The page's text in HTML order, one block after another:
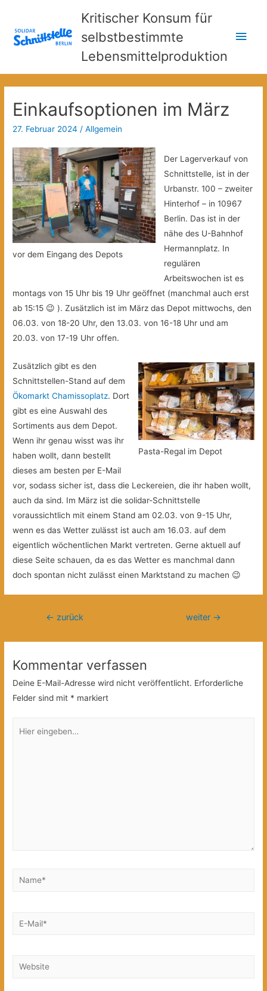
Kritischer Konsum für
selbstbestimmte
Lebensmittelproduktion
Einkaufsoptionen im März
27. Februar 2024 /Allgemein
vor dem Eingang des Depots
Der Lagerverkauf von
Schnittstelle, ist in der
Urbanstr. 100 – zweiter
Hinterhof – in 10967
Berlin. Das ist in der
nähe des U-Bahnhof
Hermannplatz. In
regulären
Arbeitswochen ist es
montags von 15 Uhr bis 19 Uhr geöffnet (manchmal auch erst
ab 15:15 😉 ). Zusätzlich ist im März das Depot mittwochs, den
06.03. von 18-20 Uhr, den 13.03. von 16-18 Uhr und am
20.03. von 17-19 Uhr offen.
Pasta-Regal im Depot
Zusätzlich gibt es den
Schnittstellen-Stand auf dem
Ökomarkt Chamissoplatz. Dort
gibt es eine Auswahl des
Sortiments aus dem Depot.
Wenn ihr genau wisst was ihr
haben wollt, dann bestellt
dieses am besten per E-Mail
vor, sodass sicher ist, dass die Leckereien, die ihr haben wollt,
auch da sind. Im März ist die solidar-Schnittstelle
voraussichtlich mit einem Stand am 02.03. von 9-15 Uhr,
wenn es das Wetter zulässt ist auch am 16.03. auf dem
eigentlich wöchentlichen Markt vertreten. Gerne aktuell auf
diese Seite schauen, da es das Wetter es manchmal dann
doch spontan nicht zulässt einen Marktstand zu machen 😉
Beitragsnavigation
← zurück weiter →
Kommentar verfassen
Deine E-Mail-Adresse wird nicht veröffentlicht. Erforderliche
Felder sind mit * markiert
eingeben…
Name*
E-
Website